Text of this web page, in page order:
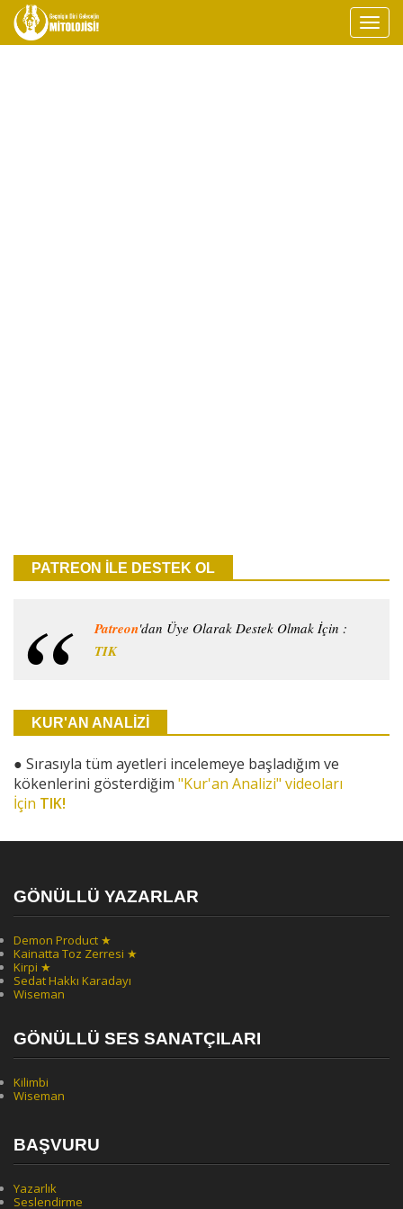
PATREON İLE DESTEK OL
Patreon'dan Üye Olarak Destek Olmak İçin :
TIK
KUR'AN ANALİZİ
● Sırasıyla tüm ayetleri incelemeye başladığım ve
kökenlerini gösterdiğim "Kur'an Analizi" videoları
İçin TIK!
GÖNÜLLÜ YAZARLAR
Demon Product ★
Kainatta Toz Zerresi ★
Kirpi ★
Sedat Hakkı Karadayı
Wiseman
GÖNÜLLÜ SES SANATÇILARI
Kilimbi
Wiseman
BAŞVURU
Yazarlık
Seslendirme